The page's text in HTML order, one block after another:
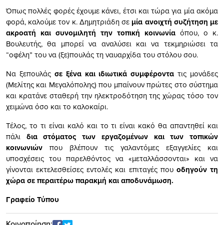
Όπως πολλές φορές έχουμε κάνει, έτσι και τώρα για μία ακόμα
φορά, καλούμε τον κ. Δημητριάδη σε μία ανοιχτή συζήτηση με
ακροατή και συνομιλητή την τοπική κοινωνία όπου, ο κ.
Βουλευτής, θα μπορεί να αναλύσει και να τεκμηριώσει τα
“οφέλη” του να (ξε)πουλάς τη ναυαρχίδα του στόλου σου.
Να ξεπουλάς σε ξένα και ιδιωτικά συμφέροντα τις μονάδες
(Μελίτης και Μεγαλόπολης) που μπαίνουν πρώτες στο σύστημα
και κρατάνε σταθερή την ηλεκτροδότηση της χώρας τόσο τον
χειμώνα όσο και το καλοκαίρι.
Τέλος, το τι είναι καλό και το τι είναι κακό θα απαντηθεί και
πάλι δια στόματος των εργαζομένων και των τοπικών
κοινωνιών που βλέπουν τις γαλαντόμες εξαγγελίες και
υποσχέσεις του παρελθόντος να «μεταλλάσσονται» και να
γίνονται εκτελεσθείσες εντολές και επιταγές που οδηγούν τη
χώρα σε περαιτέρω παρακμή και αποδυνάμωση.
Γραφείο Τύπου